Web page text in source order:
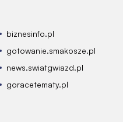
biznesinfo.pl
gotowanie.smakosze.pl
news.swiatgwiazd.pl
goracetematy.pl